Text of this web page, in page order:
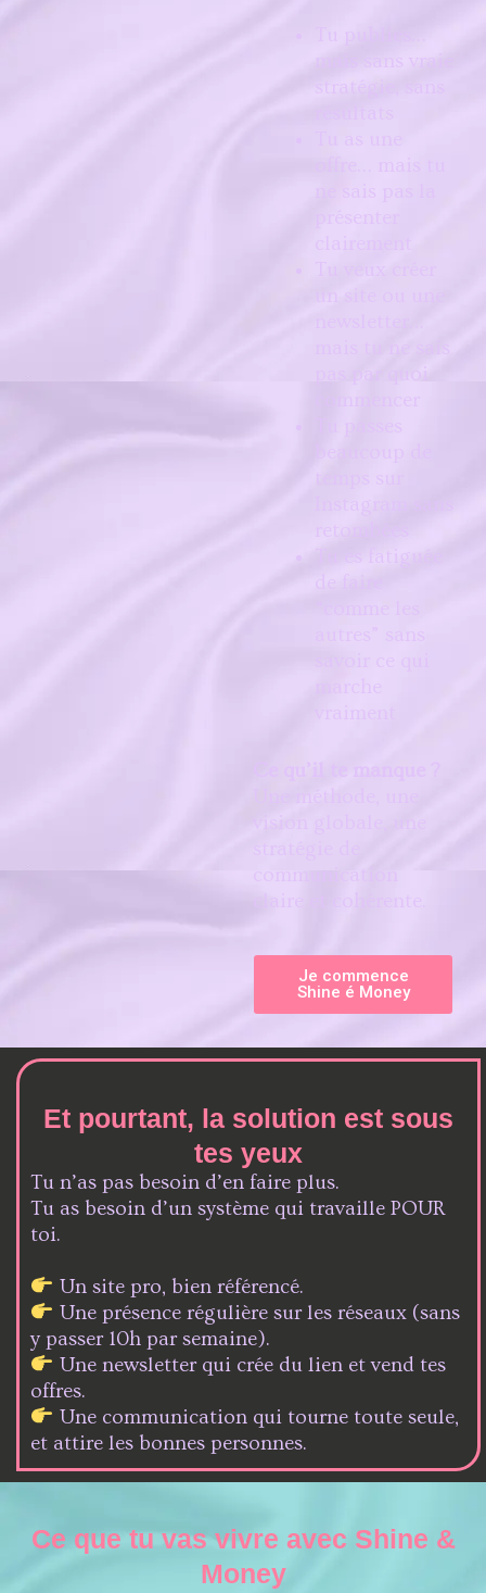
Je commence
Shine é Money
Et pourtant, la solution est sous
tes yeux
Tu n’as pas besoin d’en faire plus.
Tu as besoin d’un système qui travaille POUR
toi.
Un site pro, bien référencé.
Une présence régulière sur les réseaux (sans
y passer 10h par semaine).
Une newsletter qui crée du lien et vend tes
offres.
Une communication qui tourne toute seule,
et attire les bonnes personnes.
Ce que tu vas vivre avec Shine &
Money